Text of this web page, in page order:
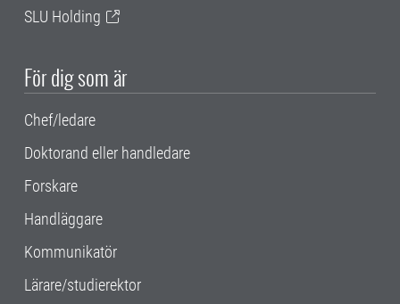
SLU Holding
För dig som är
Chef/ledare
Doktorand eller handledare
Forskare
Handläggare
Kommunikatör
Lärare/studierektor